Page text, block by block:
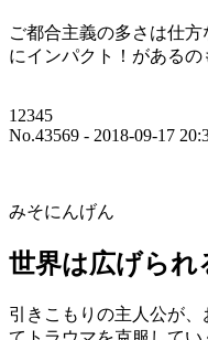
ご都合主義の多さは仕
にインパクト！があるの
12345
No.43569 - 2018-09-17
みそにんげん
世界は広げられ
引きこもりの主人公が